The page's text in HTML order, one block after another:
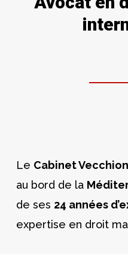
Le Cabinet
au bord de la
de ses 24 années
expertise en droit